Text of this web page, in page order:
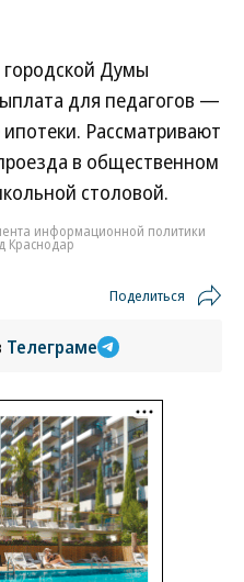
городской Думы
для педагогов —
Рассматривают
в общественном
столовой.
информационной политики
Краснодар
Поделиться
Телеграме